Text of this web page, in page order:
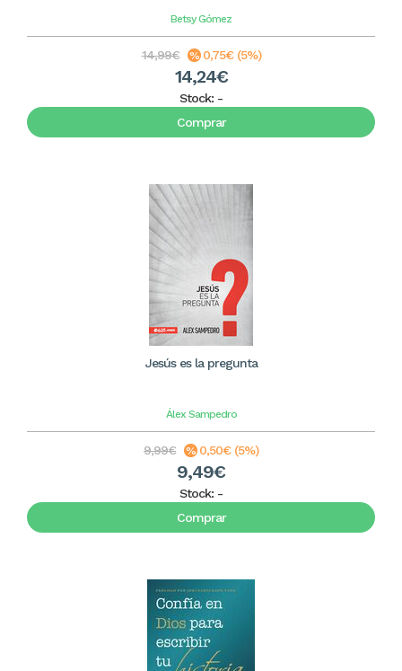
Betsy Gómez
14,99€ 0,75€ (5%)
14,24€
Stock: -
Comprar
Jesús es la pregunta
Álex Sampedro
9,99€ 0,50€ (5%)
9,49€
Stock: -
Comprar